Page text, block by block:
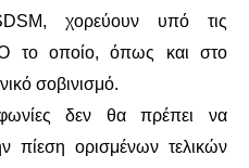
/ ΒΑΛΚΆΝΙΑ
ΕΥΡΏΠΗ
χορεύουν υπό τις
το οποίο, όπως και στο
σοβινισμό.
δεν θα πρέπει να
πίεση ορισμένων τελικών